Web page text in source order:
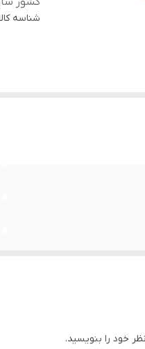
شناسه
خود را بنویسید.